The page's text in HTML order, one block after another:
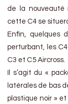
de la nouveauté
cette C4 se
Enfin, quelques
perturbant, les
C3 et C5 Aircross.
Il s’agit du «
latérales de bas
plastique noir »